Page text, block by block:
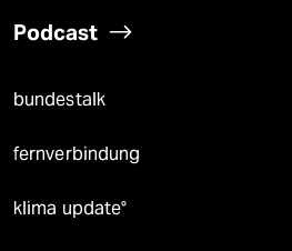
Podcast
bundestalk
fernverbindung
klima update°